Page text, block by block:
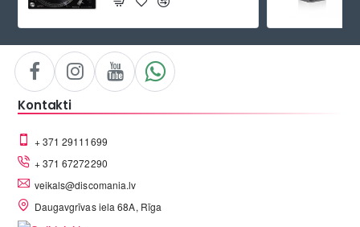
Kontakti
+ 371 29111699
+ 371 67272290
veikals@discomania.lv
Daugavgrīvas iela 68A, Rīga